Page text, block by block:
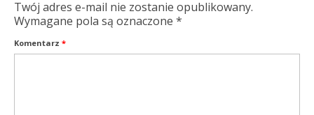
Twój adres e-mail nie zostanie opublikowany.
Wymagane pola są oznaczone *
Komentarz *